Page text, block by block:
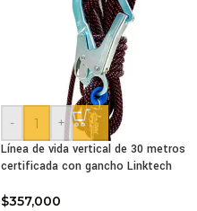
-
+
Línea de vida vertical de 30 metros
certificada con gancho Linktech
$357,000